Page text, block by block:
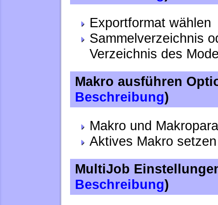
Exportformat wählen
Sammelverzeichnis
Verzeichnis des
Makro ausführen
Beschreibung)
Makro und
Aktives Makro setzen
MultiJob
Beschreibung)